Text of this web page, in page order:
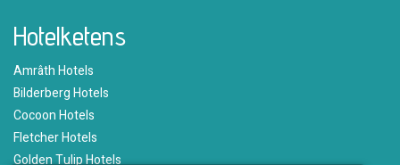
Hotelketens
Amrâth Hotels
Bilderberg Hotels
Cocoon Hotels
Fletcher Hotels
Golden Tulip Hotels